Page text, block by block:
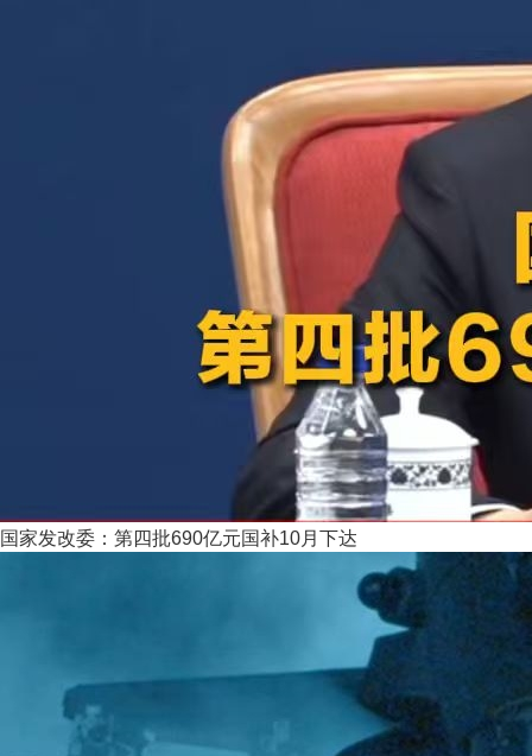
国家发改委：第四批690亿元国补10月下达